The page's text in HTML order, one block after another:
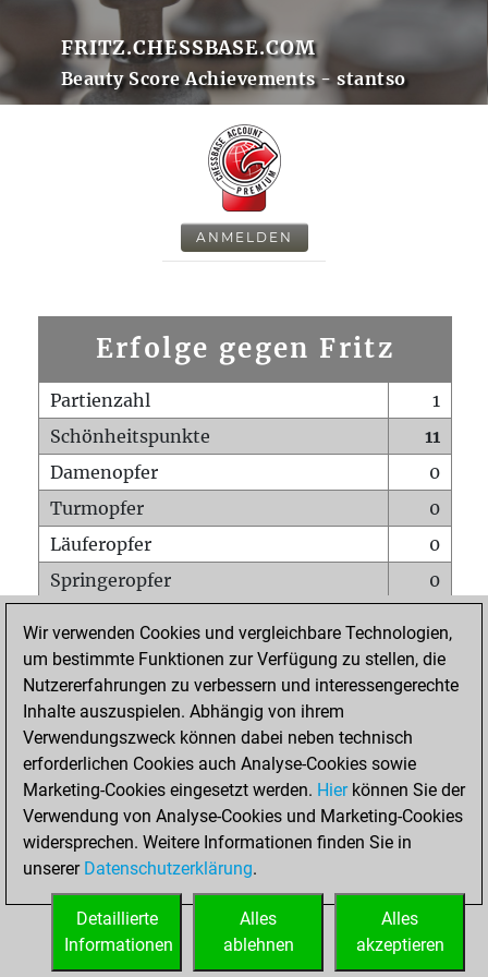
FRITZ.CHESSBASE.COM
Beauty Score Achievements - stantso
ANMELDEN
Erfolge gegen Fritz
Partienzahl
1
Schönheitspunkte
11
Damenopfer
0
Turmopfer
0
Läuferopfer
0
Springeropfer
0
Matt auf vollem Brett
0
Bauer setzt Matt
0
Erstickte Matts
Unterverwandlungen
Türme auf der siebten
0
STARTSEITE
Wir verwenden Cookies und vergleichbare Technologien,
um bestimmte Funktionen zur Verfügung zu stellen, die
Nutzererfahrungen zu verbessern und interessengerechte
Inhalte auszuspielen. Abhängig von ihrem
Verwendungszweck können dabei neben technisch
erforderlichen Cookies auch Analyse-Cookies sowie
Marketing-Cookies eingesetzt werden. Hierkönnen Sie der
Verwendung von Analyse-Cookies und Marketing-Cookies
widersprechen. Weitere Informationen finden Sie in
unserer Datenschutzerklärung.
Alles
akzeptieren
Alles
ablehnen
Detaillierte
Informationen